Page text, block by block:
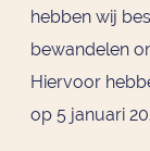
hebben wij
bewandelen
Hiervoor
op 5 januari